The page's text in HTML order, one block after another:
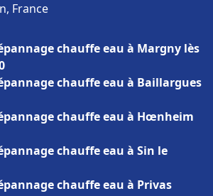
France
chauffe eau à Margny lès
chauffe eau à Baillargues
chauffe eau à Hœnheim
chauffe eau à Sin le
chauffe eau à Privas